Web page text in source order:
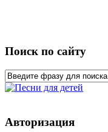
Поиск по сайту
Авторизация